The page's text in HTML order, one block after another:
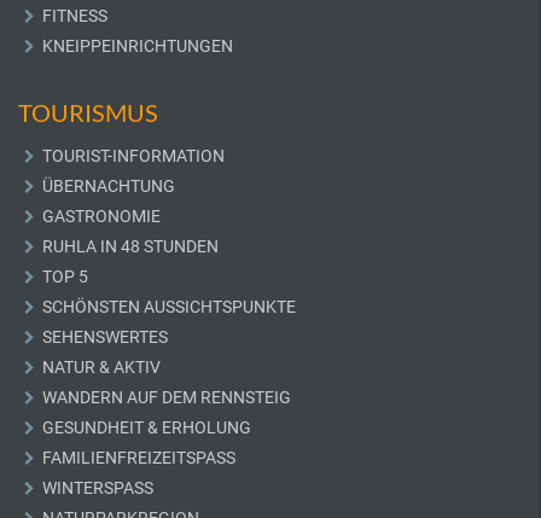
FITNESS
KNEIPPEINRICHTUNGEN
TOURISMUS
TOURIST-INFORMATION
ÜBERNACHTUNG
GASTRONOMIE
RUHLA IN 48 STUNDEN
TOP 5
SCHÖNSTEN AUSSICHTSPUNKTE
SEHENSWERTES
NATUR & AKTIV
WANDERN AUF DEM RENNSTEIG
GESUNDHEIT & ERHOLUNG
FAMILIENFREIZEITSPASS
WINTERSPASS